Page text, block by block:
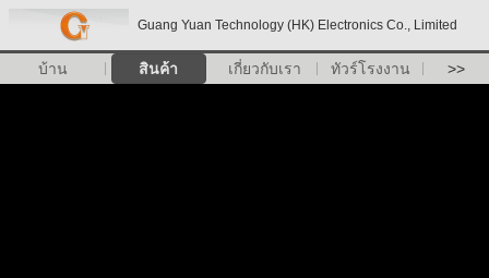
Guang Yuan Technology (HK) Electronics Co., Limited
บ้าน สินค้า เกี่ยวกับเรา ทัวร์โรงงาน >>